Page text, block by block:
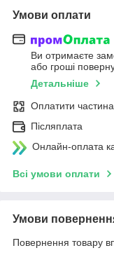
Умови оплати
Ви отримаєте
або гроші
Детальніше
Оплатити
Післяплата
Онлайн-оплата
Всі умови оплати
Умови
Повернення товару